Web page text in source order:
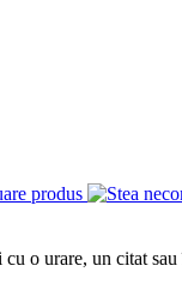
o urare, un citat